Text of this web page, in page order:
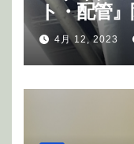
ト・配管
4月 12, 2023